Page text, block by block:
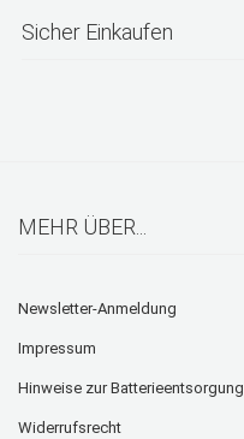
Sicher Einkaufen
MEHR ÜBER...
Newsletter-Anmeldung
Impressum
Hinweise zur Batterieentsorgung
Widerrufsrecht